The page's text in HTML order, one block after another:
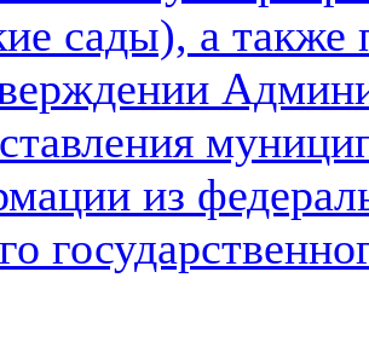
сады), а также
из